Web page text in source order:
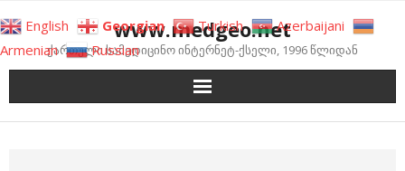
to
content
www.medgeo.net
ქართული სამედიცინო ინტერნეტ-ქსელი, 1996 წლიდან
English Georgian Turkish
Azerbaijani
Armenian
Russian